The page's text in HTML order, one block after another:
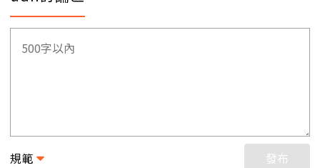
規範 發布